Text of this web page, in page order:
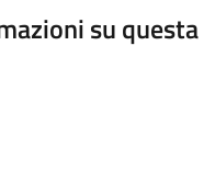
su questa